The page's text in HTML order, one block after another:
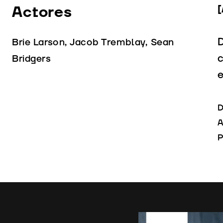
Actores
Brie Larson, Jacob Tremblay, Sean
Bridgers